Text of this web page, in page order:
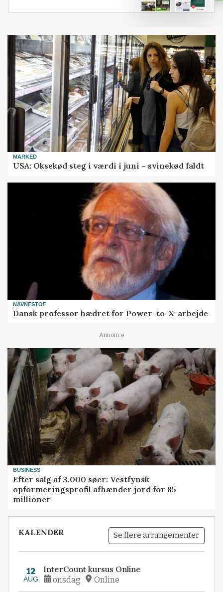
MARKED
USA: Oksekød steg i værdi i juni – svinekød faldt
NAVNESTOF
Dansk professor hædret for Power-to-X-arbejde
Annonce
BUSINESS
Efter salg af 3.000 søer: Vestfynsk
opformeringsprofil afhænder jord for 85
millioner
KALENDER Se flere arrangementer
12
AUG
InterCount kursus Online
onsdag Online